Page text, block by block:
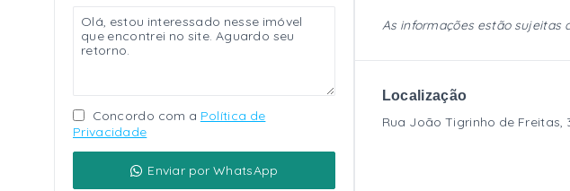
As informações estão sujeitas
Localização
Rua João Tigrinho de Freitas,
Concordo com a Política de
Privacidade
Enviar por WhatsApp